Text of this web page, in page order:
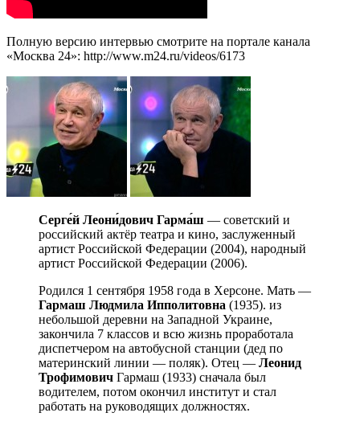
Полную версию интервью смотрите на портале канала
«Москва 24»: http://www.m24.ru/videos/6173
Серге́й Леони́дович Гарма́ш — советский и
российский актёр театра и кино, заслуженный
артист Российской Федерации (2004), народный
артист Российской Федерации (2006).
Родился 1 сентября 1958 года в Херсоне. Мать —
Гармаш Людмила Ипполитовна (1935). из
небольшой деревни на Западной Украине,
закончила 7 классов и всю жизнь проработала
диспетчером на автобусной станции (дед по
материнский линии — поляк). Отец — Леонид
Трофимович Гармаш (1933) сначала был
водителем, потом окончил институт и стал
работать на руководящих должностях.